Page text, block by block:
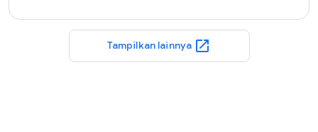
Tampilkan lainnya open_in_new